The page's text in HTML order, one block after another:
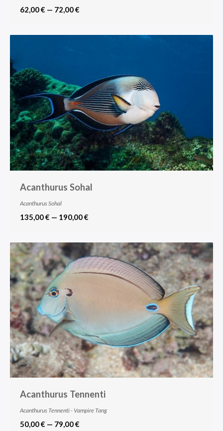
62,00 € — 72,00 €
Acanthurus Sohal
Acanthurus Sohal
135,00 € — 190,00 €
Acanthurus Tennenti
Acanthurus Tennenti - Vampire Tang
50,00 € — 79,00 €